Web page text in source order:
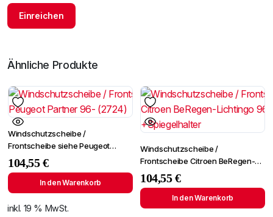
Ähnliche Produkte
Windschutzscheibe /
Frontscheibe siehe Peugeot
Partner 96- (2724)
104,55€
In den Warenkorb
inkl. 19 % MwSt.
Windschutzscheibe /
Frontscheibe Citroen BeRegen-
Lichtingo 96- +Spiegelhalter
104,55€
In den Warenkorb